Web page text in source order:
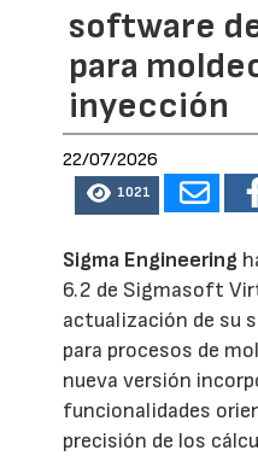
software
para
inyección
22/07/2026
1021
Sigma Engineering
6.2 de Sigmasoft
actualización de su
para procesos de
nueva versión
funcionalidades
precisión de los